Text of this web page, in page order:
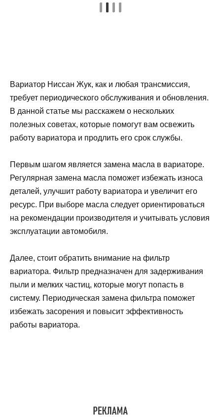
Вариатор Ниссан Жук, как и любая трансмиссия,
требует периодического обслуживания и обновления.
В данной статье мы расскажем о нескольких
полезных советах, которые помогут вам освежить
работу вариатора и продлить его срок службы.
Первым шагом является замена масла в вариаторе.
Регулярная замена масла поможет избежать износа
деталей, улучшит работу вариатора и увеличит его
ресурс. При выборе масла следует ориентироваться
на рекомендации производителя и учитывать условия
эксплуатации автомобиля.
Далее, стоит обратить внимание на фильтр
вариатора. Фильтр предназначен для задерживания
пыли и мелких частиц, которые могут попасть в
систему. Периодическая замена фильтра поможет
избежать засорения и повысит эффективность
работы вариатора.